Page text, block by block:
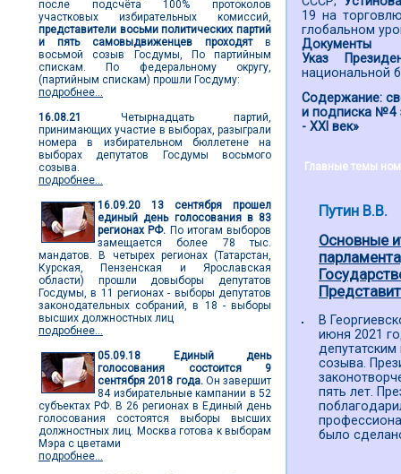
после подсчёта 100% протоколов
участковых избирательных комиссий,
представители восьми политических партий
и пять самовыдвиженцев проходятв
восьмой созыв Госдумы, По партийным
спискам. По федеральному округу,
(партийным спискам) прошли Госдуму:
подробнее...
16.08.21
Четырнадцать партий,
принимающих участие в выборах, разыграли
номера в избирательном бюллетене на
выборах депутатов Госдумы восьмого
созыва.
подробнее...
16.09.20
13 сентября прошел
единый день голосования в 83
регионах РФ. По итогам выборов
замещается более 78 тыс.
мандатов. В четырех регионах (Татарстан,
Курская, Пензенская и Ярославская
области) прошли довыборы депутатов
Госдумы, в 11 регионах - выборы депутатов
законодательных собраний, в 18 - выборы
высших должностных лиц
подробнее...
05.09.18
Единый день
голосования состоится 9
сентября 2018 года.Он завершит
84 избирательные кампании в 52
субъектах РФ. В 26 регионах в Единый день
голосования состоятся выборы высших
должностных лиц. Москва готова к выборам
Мэра с цветами
подробнее...
19 на
глобальном
Документы
Указ
национальной
Содержание:
и подписка №4
- ХХI век»
Главные темы
Путин В.В.
Основные
В
июня 2021
созыва.
пять лет.
было